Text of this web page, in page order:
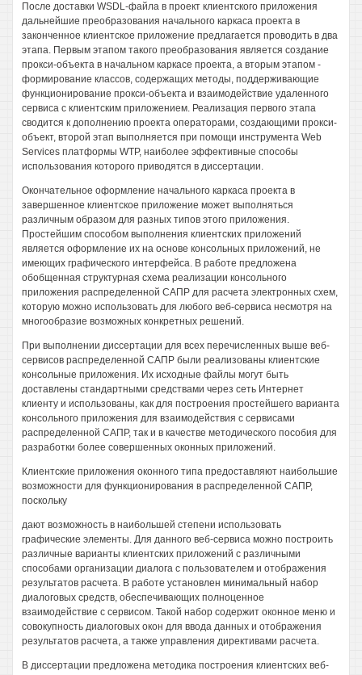
После доставки WSDL-файла в проект клиентского приложения
дальнейшие преобразования начального каркаса проекта в
законченное клиентское приложение предлагается проводить в два
этапа. Первым этапом такого преобразования является создание
прокси-объекта в начальном каркасе проекта, а вторым этапом -
формирование классов, содержащих методы, поддерживающие
функционирование прокси-объекта и взаимодействие удаленного
сервиса с клиентским приложением. Реализация первого этапа
сводится к дополнению проекта операторами, создающими прокси-
объект, второй этап выполняется при помощи инструмента Web
Services платформы WTP, наиболее эффективные способы
использования которого приводятся в диссертации.
Окончательное оформление начального каркаса проекта в
завершенное клиентское приложение может выполняться
различным образом для разных типов этого приложения.
Простейшим способом выполнения клиентских приложений
является оформление их на основе консольных приложений, не
имеющих графического интерфейса. В работе предложена
обобщенная структурная схема реализации консольного
приложения распределенной САПР для расчета электронных схем,
которую можно использовать для любого веб-сервиса несмотря на
многообразие возможных конкретных решений.
При выполнении диссертации для всех перечисленных выше веб-
сервисов распределенной САПР были реализованы клиентские
консольные приложения. Их исходные файлы могут быть
доставлены стандартными средствами через сеть Интернет
клиенту и использованы, как для построения простейшего варианта
консольного приложения для взаимодействия с сервисами
распределенной САПР, так и в качестве методического пособия для
разработки более совершенных оконных приложений.
Клиентские приложения оконного типа предоставляют наибольшие
возможности для функционирования в распределенной САПР,
поскольку
дают возможность в наибольшей степени использовать
графические элементы. Для данного веб-сервиса можно построить
различные варианты клиентских приложений с различными
способами организации диалога с пользователем и отображения
результатов расчета. В работе установлен минимальный набор
диалоговых средств, обеспечивающих полноценное
взаимодействие с сервисом. Такой набор содержит оконное меню и
совокупность диалоговых окон для ввода данных и отображения
результатов расчета, а также управления директивами расчета.
В диссертации предложена методика построения клиентских веб-